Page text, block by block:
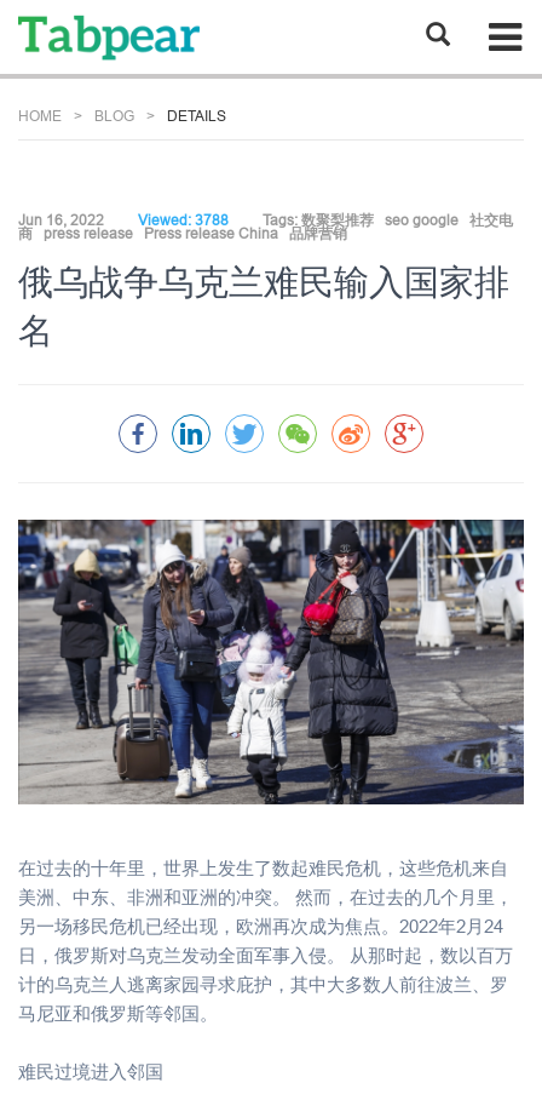
HOME BLOG DETAILS
Jun 16, 2022 Viewed: 3788 Tags: 数聚梨推荐 seo google 社交电
商 press release Press release China 品牌营销
俄乌战争乌克兰难民输入国家排
名
在过去的十年里，世界上发生了数起难民危机，这些危机来自
美洲、中东、非洲和亚洲的冲突。 然而，在过去的几个月里，
另一场移民危机已经出现，欧洲再次成为焦点。2022年2月24
日，俄罗斯对乌克兰发动全面军事入侵。 从那时起，数以百万
计的乌克兰人逃离家园寻求庇护，其中大多数人前往波兰、罗
马尼亚和俄罗斯等邻国。
难民过境进入邻国